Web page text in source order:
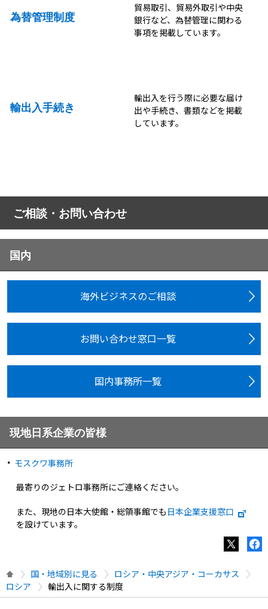
為替管理制度
貿易取引、貿易外取引や中央
銀行など、為替管理に関わる
事項を掲載しています。
輸出入手続き
輸出入を行う際に必要な届け
出や手続き、書類などを掲載
しています。
ご相談・お問い合わせ
国内
海外ビジネスのご相談
お問い合わせ窓口一覧
国内事務所一覧
現地日系企業の皆様
モスクワ事務所
最寄りのジェトロ事務所にご連絡ください。
また、現地の日本大使館・総領事館でも 日本企業支援窓口
を設けています。
国・地域別に見る
ロシア・中央アジア・コーカサス
ロシア
輸出入に関する制度